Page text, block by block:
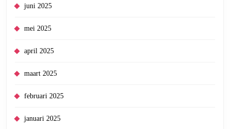
juni 2025
mei 2025
april 2025
maart 2025
februari 2025
januari 2025